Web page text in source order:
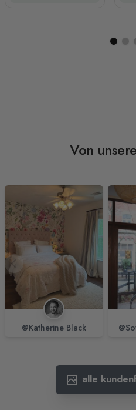
Von
@Katherine Black
alle